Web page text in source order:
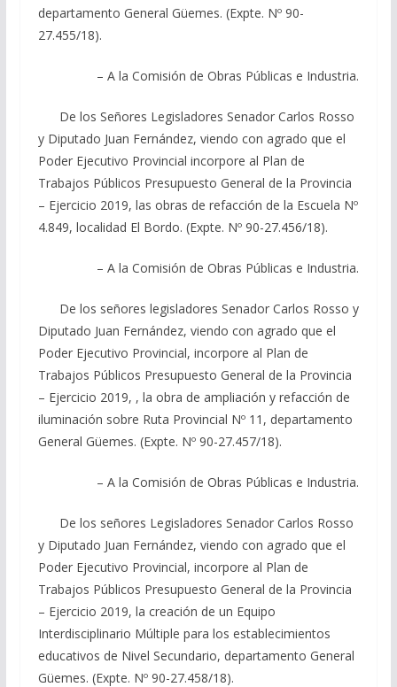
departamento General Güemes. (Expte. Nº 90-
27.455/18).
– A la Comisión de Obras Públicas e Industria.
De los Señores Legisladores Senador Carlos Rosso
y Diputado Juan Fernández, viendo con agrado que el
Poder Ejecutivo Provincial incorpore al Plan de
Trabajos Públicos Presupuesto General de la Provincia
– Ejercicio 2019, las obras de refacción de la Escuela Nº
4.849, localidad El Bordo. (Expte. Nº 90-27.456/18).
– A la Comisión de Obras Públicas e Industria.
De los señores legisladores Senador Carlos Rosso y
Diputado Juan Fernández, viendo con agrado que el
Poder Ejecutivo Provincial, incorpore al Plan de
Trabajos Públicos Presupuesto General de la Provincia
– Ejercicio 2019, , la obra de ampliación y refacción de
iluminación sobre Ruta Provincial Nº 11, departamento
General Güemes. (Expte. Nº 90-27.457/18).
– A la Comisión de Obras Públicas e Industria.
De los señores Legisladores Senador Carlos Rosso
y Diputado Juan Fernández, viendo con agrado que el
Poder Ejecutivo Provincial, incorpore al Plan de
Trabajos Públicos Presupuesto General de la Provincia
– Ejercicio 2019, la creación de un Equipo
Interdisciplinario Múltiple para los establecimientos
educativos de Nivel Secundario, departamento General
Güemes. (Expte. Nº 90-27.458/18).